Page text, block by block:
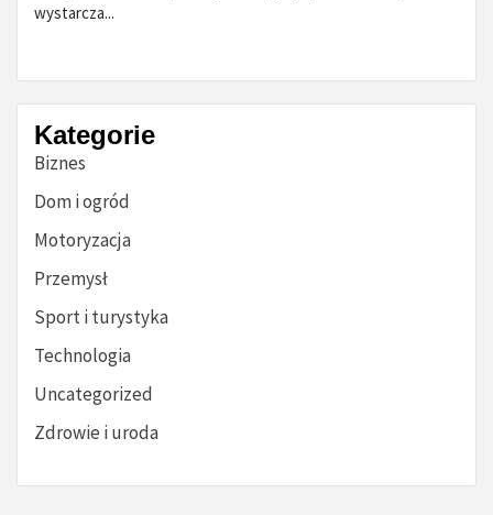
wystarcza...
Kategorie
Biznes
Dom i ogród
Motoryzacja
Przemysł
Sport i turystyka
Technologia
Uncategorized
Zdrowie i uroda